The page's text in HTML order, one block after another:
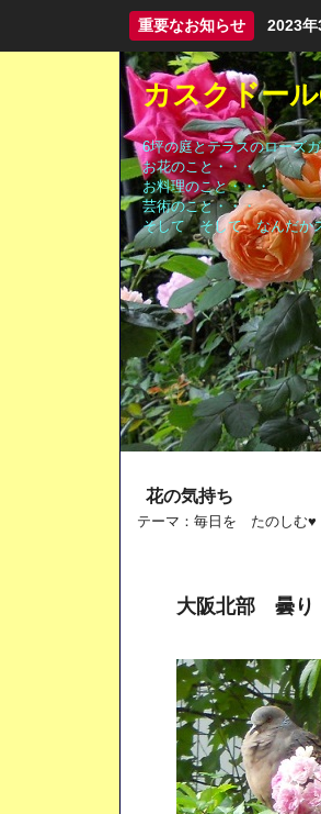
重要なお知らせ 2023年
カスクドー
6坪の庭とテラスのローズ
お花のこと・・・
お料理のこと・・・
芸術のこと・・・
そして そして なんだか
花の気持ち
テーマ： 毎日を たのしむ♥
大阪北部 曇